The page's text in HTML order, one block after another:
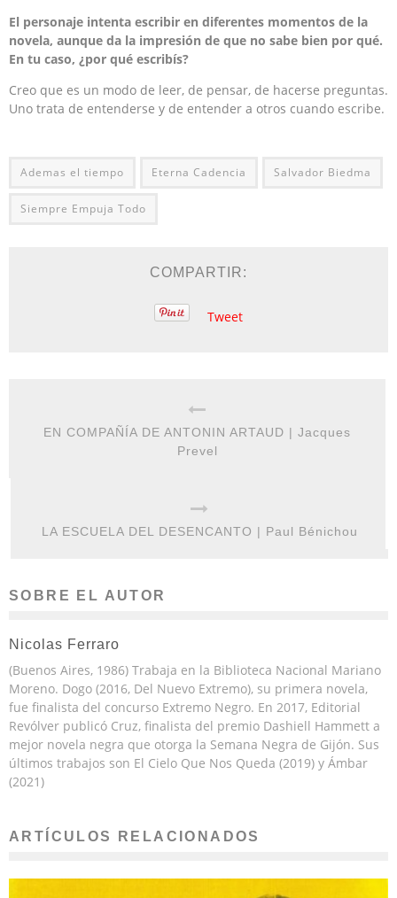
El personaje intenta escribir en diferentes momentos de la
novela, aunque da la impresión de que no sabe bien por qué.
En tu caso, ¿por qué escribís?
Creo que es un modo de leer, de pensar, de hacerse preguntas.
Uno trata de entenderse y de entender a otros cuando escribe.
Ademas el tiempo Eterna Cadencia Salvador Biedma
Siempre Empuja Todo
COMPARTIR:
Tweet
EN COMPAÑÍA DE ANTONIN ARTAUD | Jacques
Prevel
LA ESCUELA DEL DESENCANTO | Paul Bénichou
SOBRE EL AUTOR
Nicolas Ferraro
(Buenos Aires, 1986) Trabaja en la Biblioteca Nacional Mariano
Moreno. Dogo (2016, Del Nuevo Extremo), su primera novela,
fue finalista del concurso Extremo Negro. En 2017, Editorial
Revólver publicó Cruz, finalista del premio Dashiell Hammett a
mejor novela negra que otorga la Semana Negra de Gijón. Sus
últimos trabajos son El Cielo Que Nos Queda (2019) y Ámbar
(2021)
ARTÍCULOS RELACIONADOS